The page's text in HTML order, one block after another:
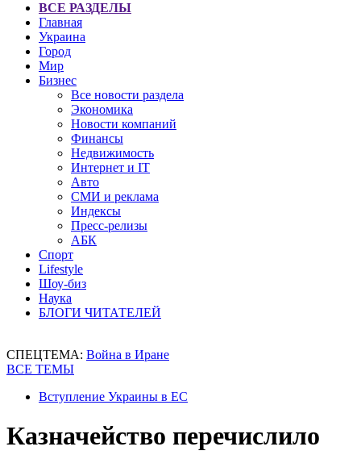
ВСЕ РАЗДЕЛЫ
Главная
Украина
Город
Мир
Бизнес
Все новости раздела
Экономика
Новости компаний
Финансы
Недвижимость
Интернет и IT
Авто
СМИ и реклама
Индексы
Пресс-релизы
АБК
Спорт
Lifestyle
Шоу-биз
Наука
БЛОГИ ЧИТАТЕЛЕЙ
СПЕЦТЕМА: Война в Иране
ВСЕ ТЕМЫ
Вступление Украины в ЕС
Казначейство перечислило